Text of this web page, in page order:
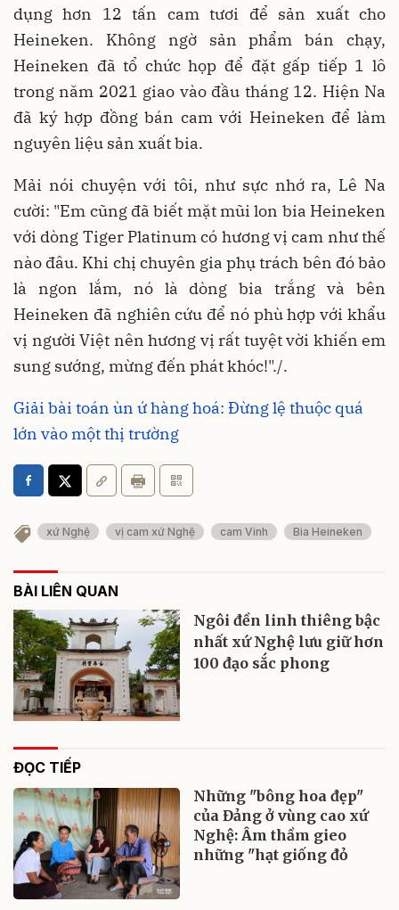
dụng hơn 12 tấn cam tươi để sản xuất cho
Heineken. Không ngờ sản phẩm bán chạy,
Heineken đã tổ chức họp để đặt gấp tiếp 1 lô
trong năm 2021 giao vào đầu tháng 12. Hiện Na
đã ký hợp đồng bán cam với Heineken để làm
nguyên liệu sản xuất bia.
Mải nói chuyện với tôi, như sực nhớ ra, Lê Na
cười: "Em cũng đã biết mặt mũi lon bia Heineken
với dòng Tiger Platinum có hương vị cam như thế
nào đâu. Khi chị chuyên gia phụ trách bên đó bảo
là ngon lắm, nó là dòng bia trắng và bên
Heineken đã nghiên cứu để nó phù hợp với khẩu
vị người Việt nên hương vị rất tuyệt vời khiến em
sung sướng, mừng đến phát khóc!"./.
Giải bài toán ùn ứ hàng hoá: Đừng lệ thuộc quá
lớn vào một thị trường
xứ Nghệ vị cam xứ Nghệ cam Vinh Bia Heineken
BÀI LIÊN QUAN
Ngôi đền linh thiêng bậc
nhất xứ Nghệ lưu giữ hơn
100 đạo sắc phong
ĐỌC TIẾP
Những "bông hoa đẹp"
của Đảng ở vùng cao xứ
Nghệ: Âm thầm gieo
những "hạt giống đỏ